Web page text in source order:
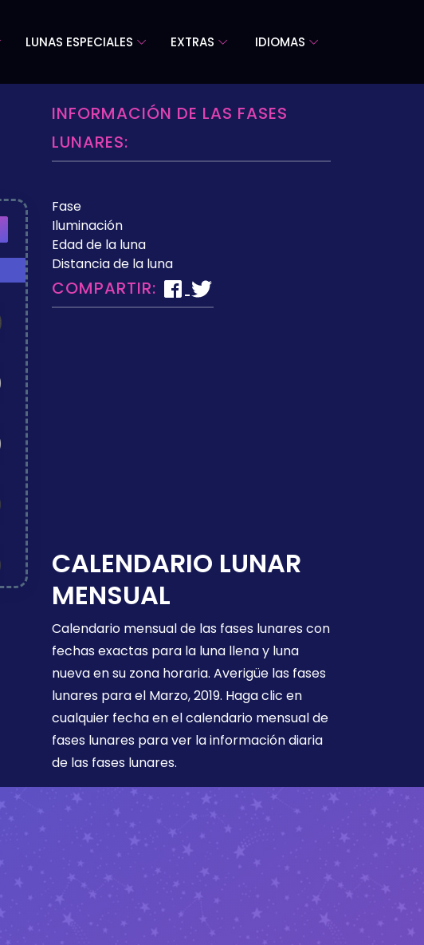
LUNAS ESPECIALES EXTRAS IDIOMAS
INFORMACIÓN DE LAS FASES
LUNARES:
Fase
Iluminación
Edad de la luna
Distancia de la luna
COMPARTIR:
CALENDARIO LUNAR
MENSUAL
Calendario mensual de las fases lunares con
fechas exactas para la luna llena y luna
nueva en su zona horaria. Averigüe las fases
lunares para el Marzo, 2019. Haga clic en
cualquier fecha en el calendario mensual de
fases lunares para ver la información diaria
de las fases lunares.